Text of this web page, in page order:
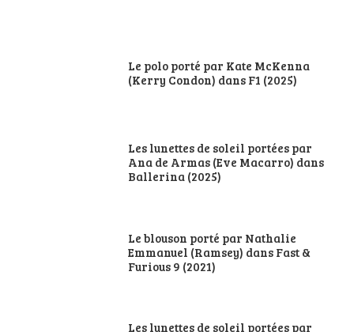
Le polo porté par Kate McKenna
(Kerry Condon) dans F1 (2025)
Les lunettes de soleil portées par
Ana de Armas (Eve Macarro) dans
Ballerina (2025)
Le blouson porté par Nathalie
Emmanuel (Ramsey) dans Fast &
Furious 9 (2021)
Les lunettes de soleil portées par